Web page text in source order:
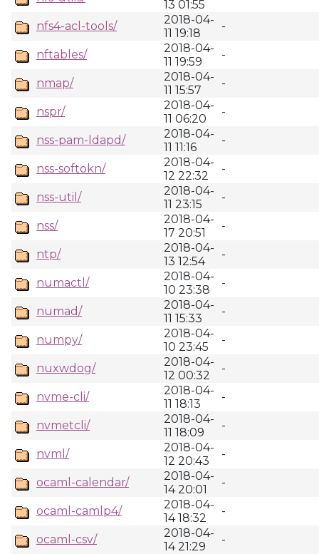
13 01:55
nfs4-acl-tools/
2018-04-
11 19:18
-
nftables/
2018-04-
11 19:59
-
nmap/
2018-04-
11 15:57
-
nspr/
2018-04-
11 06:20
-
nss-pam-ldapd/
2018-04-
11 11:16
-
nss-softokn/
2018-04-
12 22:32
-
nss-util/
2018-04-
11 23:15
-
nss/
2018-04-
17 20:51
-
ntp/
2018-04-
13 12:54
-
numactl/
2018-04-
10 23:38
-
numad/
2018-04-
11 15:33
-
numpy/
2018-04-
10 23:45
-
nuxwdog/
2018-04-
12 00:32
-
nvme-cli/
2018-04-
11 18:13
-
nvmetcli/
2018-04-
11 18:09
-
nvml/
2018-04-
12 20:43
-
ocaml-calendar/
2018-04-
14 20:01
-
ocaml-camlp4/
2018-04-
14 18:32
-
ocaml-csv/
2018-04-
14 21:29
-